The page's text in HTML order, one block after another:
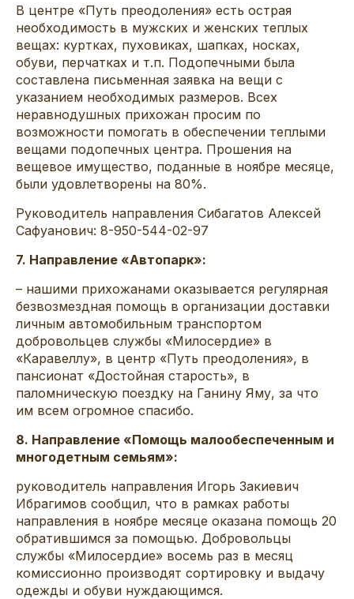
В центре «Путь преодоления» есть острая
необходимость в мужских и женских теплых
вещах: куртках, пуховиках, шапках, носках,
обуви, перчатках и т.п. Подопечными была
составлена письменная заявка на вещи с
указанием необходимых размеров. Всех
неравнодушных прихожан просим по
возможности помогать в обеспечении теплыми
вещами подопечных центра. Прошения на
вещевое имущество, поданные в ноябре месяце,
были удовлетворены на 80%.
Руководитель направления Сибагатов Алексей
Сафуанович: 8-950-544-02-97
7. Направление «Автопарк»:
– нашими прихожанами оказывается регулярная
безвозмездная помощь в организации доставки
личным автомобильным транспортом
добровольцев службы «Милосердие» в
«Каравеллу», в центр «Путь преодоления», в
пансионат «Достойная старость», в
паломническую поездку на Ганину Яму, за что
им всем огромное спасибо.
8. Направление «Помощь малообеспеченным и
многодетным семьям»:
руководитель направления Игорь Закиевич
Ибрагимов сообщил, что в рамках работы
направления в ноябре месяце оказана помощь 20
обратившимся за помощью. Добровольцы
службы «Милосердие» восемь раз в месяц
комиссионно производят сортировку и выдачу
одежды и обуви нуждающимся.